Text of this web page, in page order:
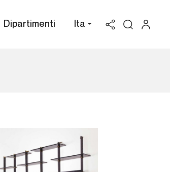
Dipartimenti Ita